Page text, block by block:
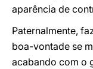
aparência de
Paternalmente,
boa-vontade se
acabando com o